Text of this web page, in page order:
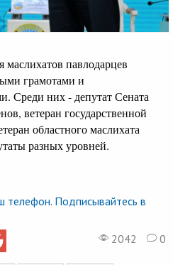
маслихатов павлодарцев
грамотами и
Среди них - депутат Сената
ветеран государственной
областного маслихата
разных уровней.
Подписывайтесь в
2042
0